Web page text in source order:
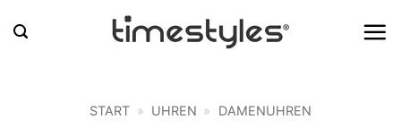
Inhalt
START » UHREN » DAMENUHREN